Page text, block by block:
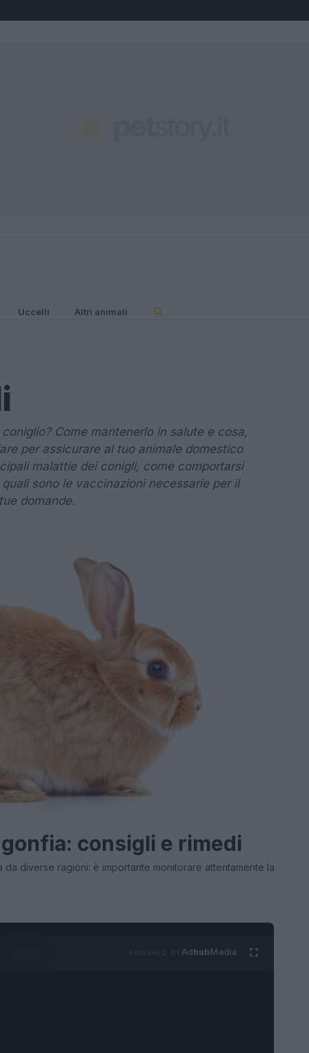
Uccelli Altri animali
Come mantenerlo in salute e cosa,
per assicurare al tuo animale domestico
malattie dei conigli, come comportarsi
sono le vaccinazioni necessarie per il
domande.
consigli e rimedi
diverse ragioni: è importante monitorare attentamente la
AdhubMedia